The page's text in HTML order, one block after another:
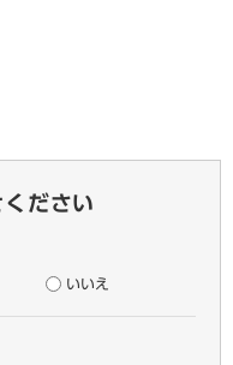
ださい
いいえ